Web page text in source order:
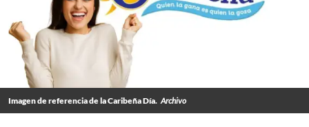
Imagen de referencia de la Caribeña Día. Archivo